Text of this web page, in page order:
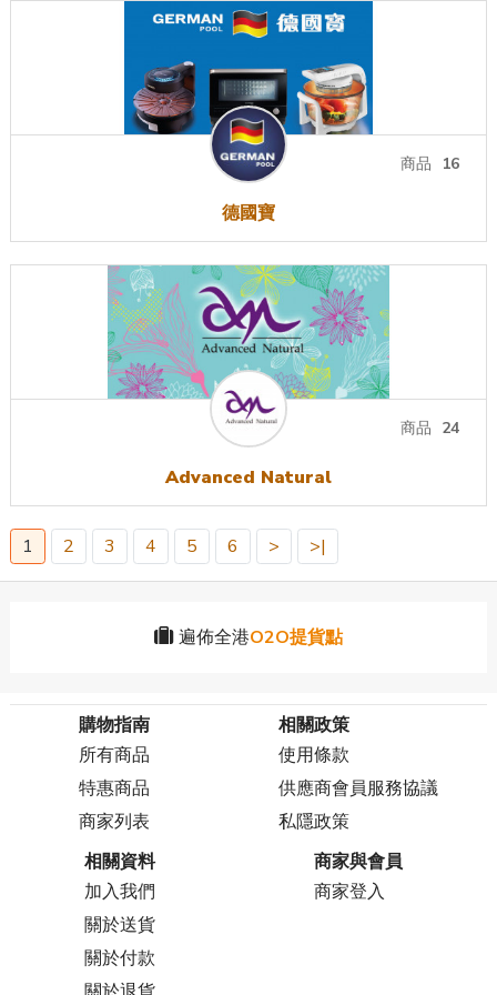
商品 16
德國寶
商品 24
Advanced Natural
1 2 3 4 5 6 > >|
遍佈全港O2O提貨點
購物指南
所有商品
特惠商品
商家列表
相關政策
使用條款
供應商會員服務協議
私隱政策
相關資料
加入我們
關於送貨
關於付款
商家與會員
商家登入